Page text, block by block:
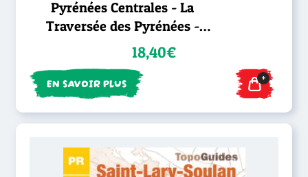
Pyrénées Centrales - La
Traversée des Pyrénées -
GR®1018,40€
EN SAVOIR PLUS +